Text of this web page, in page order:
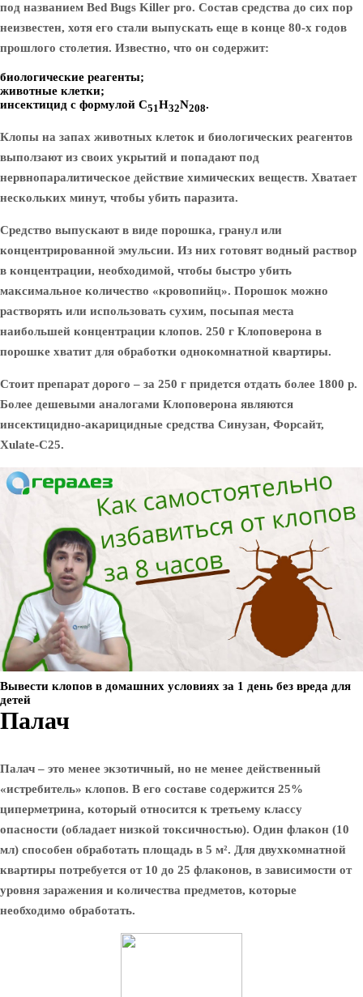
под названием Bed Bugs Killer pro. Состав средства до сих пор
неизвестен, хотя его стали выпускать еще в конце 80-х годов
прошлого столетия. Известно, что он содержит:
биологические реагенты;
животные клетки;
инсектицид с формулой С51Н32N208.
Клопы на запах животных клеток и биологических реагентов
выползают из своих укрытий и попадают под
нервнопаралитическое действие химических веществ. Хватает
нескольких минут, чтобы убить паразита.
Средство выпускают в виде порошка, гранул или
концентрированной эмульсии. Из них готовят водный раствор
в концентрации, необходимой, чтобы быстро убить
максимальное количество «кровопийц». Порошок можно
растворять или использовать сухим, посыпая места
наибольшей концентрации клопов. 250 г Клоповерона в
порошке хватит для обработки однокомнатной квартиры.
Стоит препарат дорого – за 250 г придется отдать более 1800 р.
Более дешевыми аналогами Клоповерона являются
инсектицидно-акарицидные средства Синузан, Форсайт,
Xulate-C25.
Вывести клопов в домашних условиях за 1 день без вреда для
детей
Палач
Палач – это менее экзотичный, но не менее действенный
«истребитель» клопов. В его составе содержится 25%
циперметрина, который относится к третьему классу
опасности (обладает низкой токсичностью). Один флакон (10
мл) способен обработать площадь в 5 м². Для двухкомнатной
квартиры потребуется от 10 до 25 флаконов, в зависимости от
уровня заражения и количества предметов, которые
необходимо обработать.